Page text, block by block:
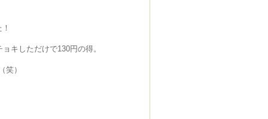
キしただけで130円の得。
笑）